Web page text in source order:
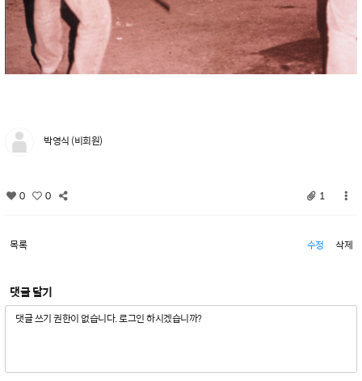
박영식 (비회원)
0 0 1
목록 수정 삭제
댓글 달기